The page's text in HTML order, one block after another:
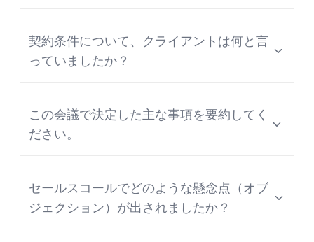
契約条件について、クライアントは何と言
っていましたか？
ます。
この会議で決定した主な事項を要約してく
ださい。
す。
セールスコールでどのような懸念点（オブ
ジェクション）が出されましたか？